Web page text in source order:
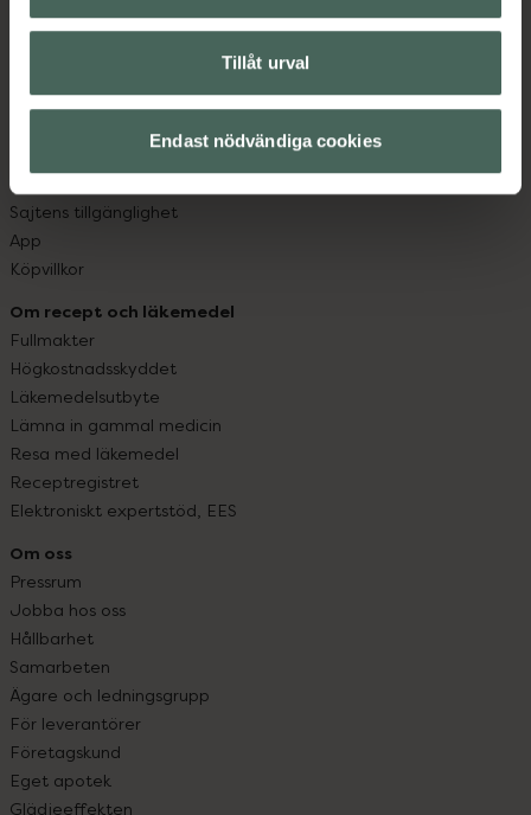
Tillåt urval
Endast nödvändiga cookies
Kundservice
Hitta apotek
Leverans, betalning och retur
Kundklubb
Sajtens tillgänglighet
App
Köpvillkor
Om recept och läkemedel
Fullmakter
Högkostnadsskyddet
Läkemedelsutbyte
Lämna in gammal medicin
Resa med läkemedel
Receptregistret
Elektroniskt expertstöd, EES
Om oss
Pressrum
Jobba hos oss
Hållbarhet
Samarbeten
Ägare och ledningsgrupp
För leverantörer
Företagskund
Eget apotek
Glädjeeffekten